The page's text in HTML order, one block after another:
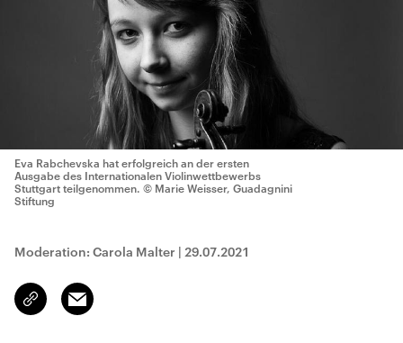
Eva Rabchevska hat erfolgreich an der ersten
Ausgabe des Internationalen Violinwettbewerbs
Stuttgart teilgenommen. © Marie Weisser, Guadagnini
Stiftung
Moderation: Carola Malter | 29.07.2021
Link
kopieren/teilen
Email